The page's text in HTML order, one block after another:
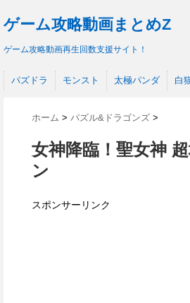
ゲーム攻略動画まとめZ
ゲーム攻略動画再生回数支援サイト！
パズドラ モンスト 太極パンダ 白
ホーム > パズル&ドラゴンズ >
女神降臨！聖女神
ン
スポンサーリンク